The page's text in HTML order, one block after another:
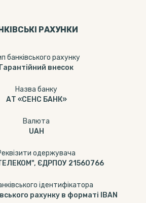
РАХУНКИ
банкiвського рахунку
Гарантійний внесок
Назва банку
АТ «СЕНС БАНК»
Валюта
UAH
одержувача
ЄДРПОУ 21560766
ідентифікатора
рахунку в форматі IBAN